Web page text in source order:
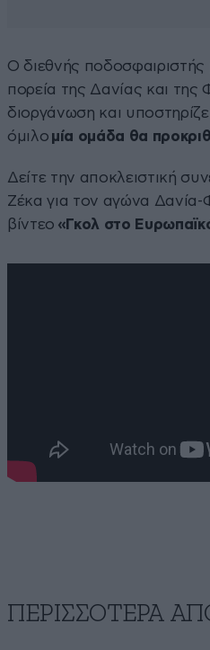
Ο διεθνής ποδοσφαιριστής
πορεία της Δανίας και της
διοργάνωση και
όμιλο μία ομάδα θα
Δείτε την αποκλειστική
Ζέκα για τον αγώνα Δανία-
βίντεο «Γκολ στο
ΠΕΡΙΣΣΟΤΕΡΑ